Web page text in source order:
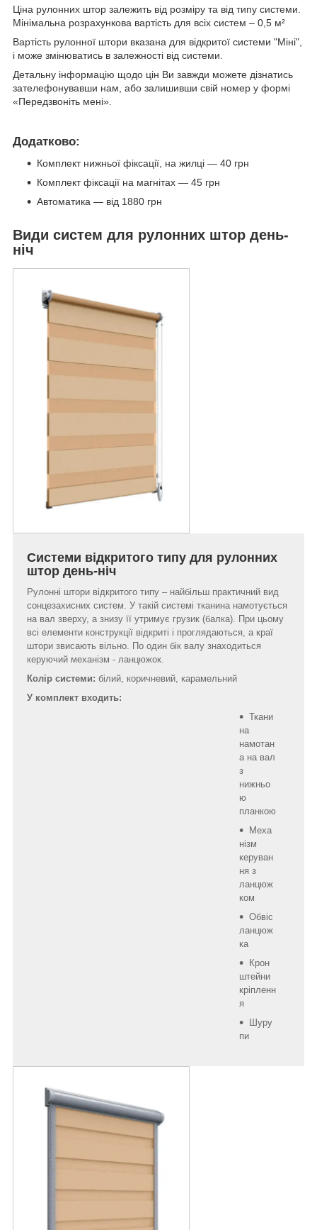
Ціна рулонних штор залежить від розміру та від типу системи.
Мінімальна розрахункова вартість для всіх систем – 0,5 м²
Вартість рулонної штори вказана для відкритої системи "Міні",
і може змінюватись в залежності від системи.
Детальну інформацію щодо цін Ви завжди можете дізнатись
зателефонувавши нам, або залишивши свій номер у формі
«Передзвоніть мені».
Додатково:
Комплект нижньої фіксації, на жилці — 40 грн
Комплект фіксації на магнітах — 45 грн
Автоматика — від 1880 грн
Види систем для рулонних штор день-
ніч
Системи відкритого типу для рулонних
штор день-ніч
Рулонні штори відкритого типу – найбільш практичний вид
сонцезахисних систем. У такій системі тканина намотується
на вал зверху, а знизу її утримує грузик (балка). При цьому
всі елементи конструкції відкриті і проглядаються, а краї
штори звисають вільно. По один бік валу знаходиться
керуючий механізм - ланцюжок.
Колір системи: білий, коричневий, карамельний
У комплект входить:
Ткани
на
намотан
а на вал
з
нижньо
ю
планкою
Меха
нізм
керуван
ня з
ланцюж
ком
Обвіс
ланцюж
ка
Крон
штейни
кріпленн
я
Шуру
пи